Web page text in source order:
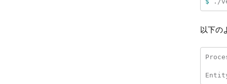
以下の